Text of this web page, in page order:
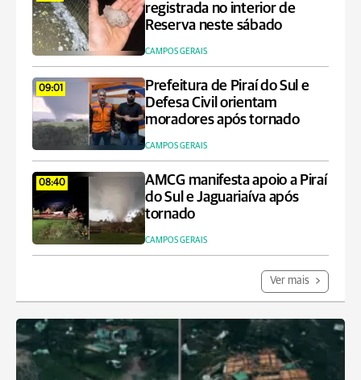
registrada no interior de
Reserva neste sábado
CAMPOS GERAIS
09:01
Prefeitura de Piraí do Sul e
Defesa Civil orientam
moradores após tornado
CAMPOS GERAIS
08:40
AMCG manifesta apoio a Piraí
do Sul e Jaguariaíva após
tornado
CAMPOS GERAIS
Ver mais